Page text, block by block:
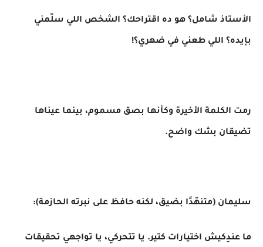
الأستاذ شامل؟ هو ده اقتراحك؟ الشخص اللي سلّمني
بإيده؟ اللي طعني في ضهري؟!
رمت الكلمة الأخيرة وكأنها بصق مسموم، بينما عيناها
تضيقان بشك واضح.
سليمان (متنهّدًا بضيق، لكنه حافظ على نبرته الحازمة):
ما عندِكيش اختيارات كتير. يا تتحركي، يا تواجهي تحقيقات